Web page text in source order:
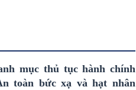
mục thủ tục hành chính
toàn bức xạ và hạt nhân